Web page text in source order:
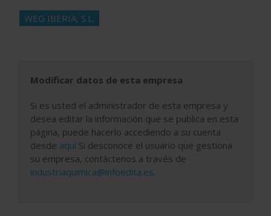
WEG IBERIA, S.L.
Modificar datos de esta empresa
Si es usted el administrador de esta empresa y
desea editar la información que se publica en esta
página, puede hacerlo accediendo a su cuenta
desde aquí Si desconoce el usuario que gestiona
su empresa, contáctenos a través de
industriaquimica@infoedita.es.